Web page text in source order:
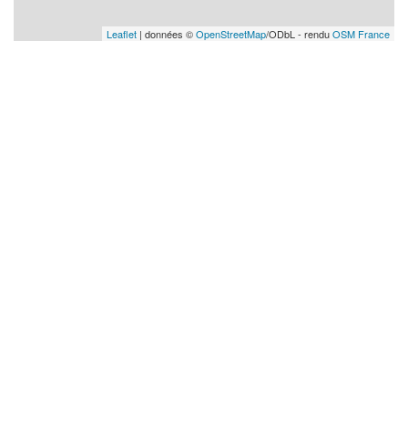
Leaflet | données ©OpenStreetMap/ODbL - renduOSM France